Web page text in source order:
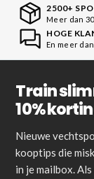
2500+
Meer dan
HOGE
En meer
Train
10%
Nieuwe
kooptips die
in je mailbox.